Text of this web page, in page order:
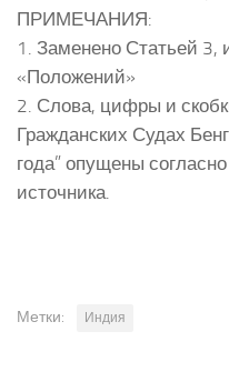
ПРИМЕЧАНИЯ:
1. Заменено Статьей 3,
«Положений»
2. Слова, цифры и
Гражданских Судах
года” опущены
источника.
Метки: Индия